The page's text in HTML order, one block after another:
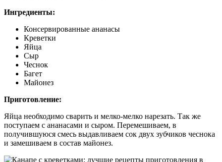
Ингредиенты:
Консервированные ананасы
Креветки
Яйца
Сыр
Чеснок
Багет
Майонез
Приготовление:
Яйца необходимо сварить и мелко-мелко нарезать. Так же
поступаем с ананасами и сыром. Перемешиваем, в
получившуюся смесь выдавливаем сок двух зубчиков чеснока
и замешиваем в состав майонез.